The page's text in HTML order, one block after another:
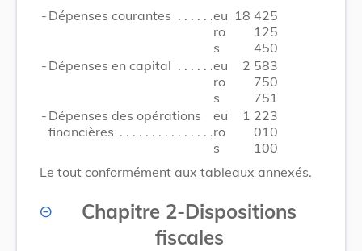
- Dépenses courantes
eu
ro
s
18 425
125
450
- Dépenses en capital
eu
ro
s
2 583
750
751
- Dépenses des opérations
financières
eu
ro
s
1 223
010
100
Le tout conformément aux tableaux annexés.
Chapitre 2-Dispositions
fiscales